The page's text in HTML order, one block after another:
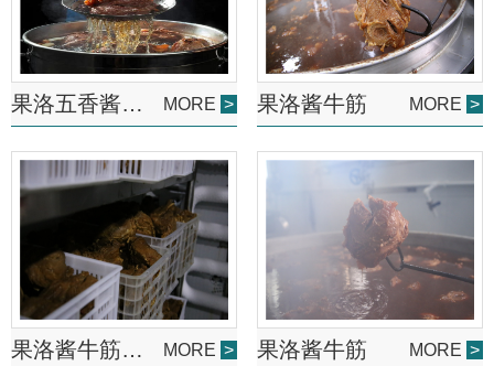
果洛五香酱牛筋 MORE > 果洛酱牛筋 MORE >
果洛酱牛筋批发 MORE > 果洛酱牛筋 MORE >